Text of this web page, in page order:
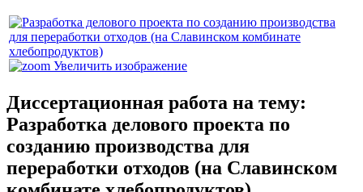
Увеличить изображение
Диссертационная работа на тему:
Разработка делового проекта по
созданию производства для
переработки отходов (на Славинском